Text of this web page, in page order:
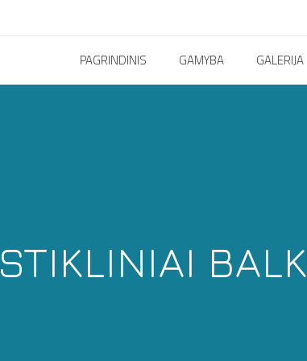
PAGRINDINIS GAMYBA GALERIJA
STIKLINIAI